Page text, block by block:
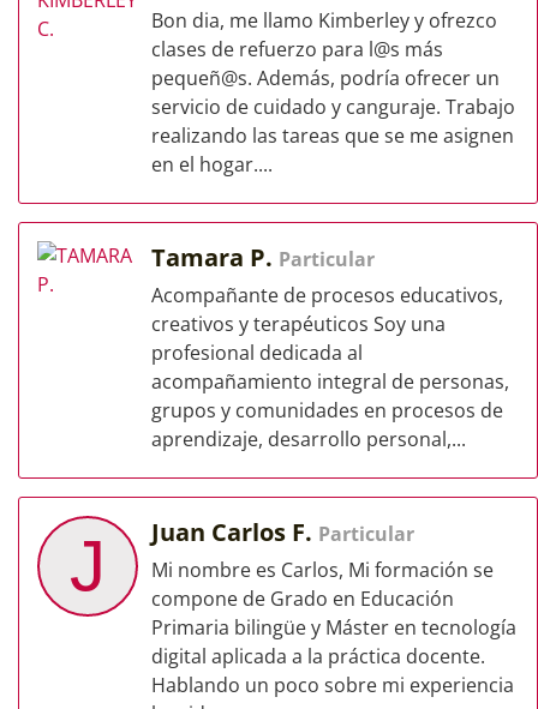
Bon dia, me llamo Kimberley y ofrezco
clases de refuerzo para l@s más
pequeñ@s. Además, podría ofrecer un
servicio de cuidado y canguraje. Trabajo
realizando las tareas que se me asignen
en el hogar....
Tamara P. Particular
Acompañante de procesos educativos,
creativos y terapéuticos Soy una
profesional dedicada al
acompañamiento integral de personas,
grupos y comunidades en procesos de
aprendizaje, desarrollo personal,...
J Juan Carlos F. Particular
Mi nombre es Carlos, Mi formación se
compone de Grado en Educación
Primaria bilingüe y Máster en tecnología
digital aplicada a la práctica docente.
Hablando un poco sobre mi experiencia